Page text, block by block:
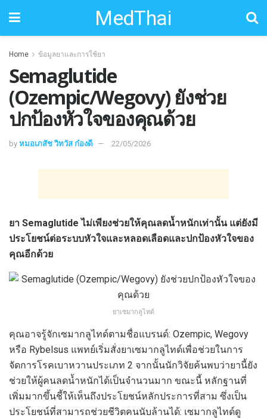
MedThai
Home ข้อมูลยาและการใช้ยา
Semaglutide
(Ozempic/Wegovy) ยังช่วย
ปกป้องหัวใจของคุณด้วย
by หมอเภสัช วิทวัส ก๋องดี 22/05/2026
ยา Semaglutide ไม่เพียงช่วยให้คุณลดน้ำหนักเท่านั้น แต่ยังมี
ประโยชน์ต่อระบบหัวใจและหลอดเลือดและปกป้องหัวใจของ
คุณอีกด้วย
ยาเซมากลูไทด์
คุณอาจรู้จักเซมากลูไทด์ตามชื่อแบรนด์: Ozempic, Wegovy
หรือ Rybelsus แพทย์เริ่มสั่งยาเซมากลูไทด์เพื่อช่วยในการ
จัดการโรคเบาหวานประเภท 2 จากนั้นนักวิจัยค้นพบว่ายานี้ยัง
ช่วยให้ผู้คนลดน้ำหนักได้เป็นจำนวนมาก ขณะนี้ หลักฐานที่
เพิ่มมากขึ้นชี้ให้เห็นถึงประโยชน์หลักประการที่สาม ซึ่งเป็น
ประโยชน์ที่สามารถช่วยชีวิตคนนับล้านได้: เซมากลูไทด์ดู